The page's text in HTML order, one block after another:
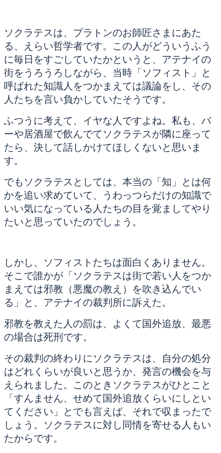
ソクラテスは、プラトンのお師匠さまにあた
る、えらい哲学者です。この人がどういうふう
に毎日をすごしていたかというと、アテナイの
街をうろうろしながら、当時「ソフィスト」と
呼ばれた知識人をつかまえては議論をし、その
人たちを言い負かしていたそうです。
ふつうに考えて、イヤな人ですよね。私も、バ
ーや居酒屋で飲んでてソクラテスが隣に座って
たら、決して話しかけてほしくないと思いま
す。
でもソクラテスとしては、本当の「知」とは何
かを追い求めていて、うわっつらだけの知識で
いい気になっている人たちの目を覚ましてやり
たいと思っていたのでしょう。
しかし、ソフィストたちは面白くありません。
そこで誰かが「ソクラテスは街で若い人をつか
まえては邪教（悪魔の教え）を吹き込んでい
る」と、アテナイの裁判所に訴えた。
邪教を教えた人の罰は、よくて国外追放、最悪
の場合は死刑です。
その裁判の終わりにソクラテスは、自分の処分
はどれくらいが良いと思うか、発言の機会を与
えられました。このときソクラテスがひとこと
「すんません、せめて国外追放くらいにしとい
てください」とでも言えば、それで収まったで
しょう。ソクラテスに対し同情を寄せる人もい
たからです。